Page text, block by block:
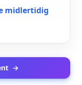
midlertidig
→